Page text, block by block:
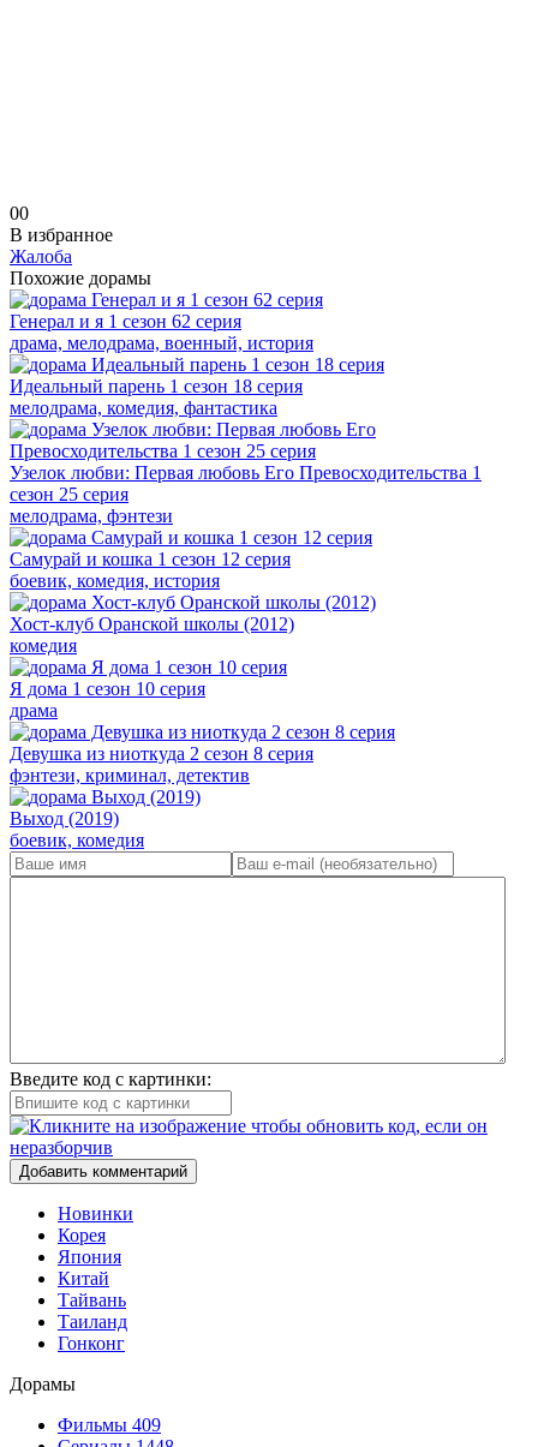
00
В избранное
Жалоба
Похожие дорамы
Генерал и я 1 сезон 62 серия
драма, мелодрама, военный, история
Идеальный парень 1 сезон 18 серия
мелодрама, комедия, фантастика
Узелок любви: Первая любовь Его Превосходительства 1
сезон 25 серия
мелодрама, фэнтези
Самурай и кошка 1 сезон 12 серия
боевик, комедия, история
Хост-клуб Оранской школы (2012)
комедия
Я дома 1 сезон 10 серия
драма
Девушка из ниоткуда 2 сезон 8 серия
фэнтези, криминал, детектив
Выход (2019)
боевик, комедия
Введите код с картинки:
Добавить комментарий
Новинки
Корея
Япония
Китай
Тайвань
Таиланд
Гонконг
Дорамы
Фильмы 409